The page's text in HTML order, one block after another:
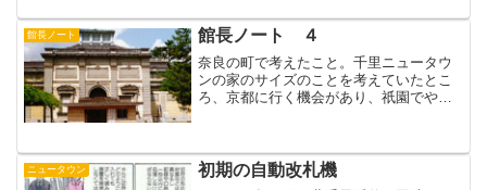
１９６７年の吹田市立T小学校...
館長ノート 館長ノート ４
奈良の町で考えたこと。千里ニュータウ
ンの家のサイズのことを考えていたとこ
ろ、京都に行く機会があり、祇園でやけ
見つけられなかった。そこ...
ニュータウン 初期の自動改札機